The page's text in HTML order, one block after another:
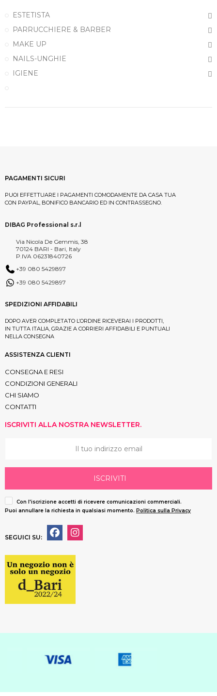
ESTETISTA
PARRUCCHIERE & BARBER
MAKE UP
NAILS-UNGHIE
IGIENE
PAGAMENTI SICURI
PUOI EFFETTUARE I PAGAMENTI COMODAMENTE DA CASA TUA
CON PAYPAL, BONIFICO BANCARIO ED IN CONTRASSEGNO.
DIBAG Professional s.r.l
Via Nicola De Gemmis, 38
70124 BARI - Bari, Italy
P.IVA 06231840726
+39 080 5429897
+39 080 5429897
SPEDIZIONI AFFIDABILI
DOPO AVER COMPLETATO L’ORDINE RICEVERAI I PRODOTTI,
IN TUTTA ITALIA, GRAZIE A CORRIERI AFFIDABILI E PUNTUALI
NELLA CONSEGNA
ASSISTENZA CLIENTI
CONSEGNA E RESI
CONDIZIONI GENERALI
CHI SIAMO
CONTATTI
ISCRIVITI ALLA NOSTRA NEWSLETTER.
ISCRIVITI
Con l'iscrizione accetti di ricevere comunicazioni commerciali.
Puoi annullare la richiesta in qualsiasi momento. Politica sulla Privacy
SEGUICI SU: